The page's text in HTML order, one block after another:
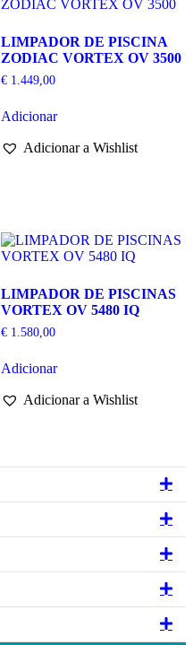
LIMPADOR DE PISCINA
ZODIAC VORTEX OV 3500
€1.449,00
Adicionar
Adicionar a Wishlist
LIMPADOR DE PISCINAS
VORTEX OV 5480 IQ
€1.580,00
Adicionar
Adicionar a Wishlist